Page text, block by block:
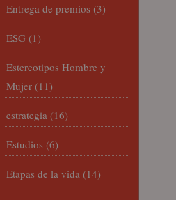
Entrega de premios (3)
ESG (1)
Estereotipos Hombre y
Mujer (11)
estrategia (16)
Estudios (6)
Etapas de la vida (14)